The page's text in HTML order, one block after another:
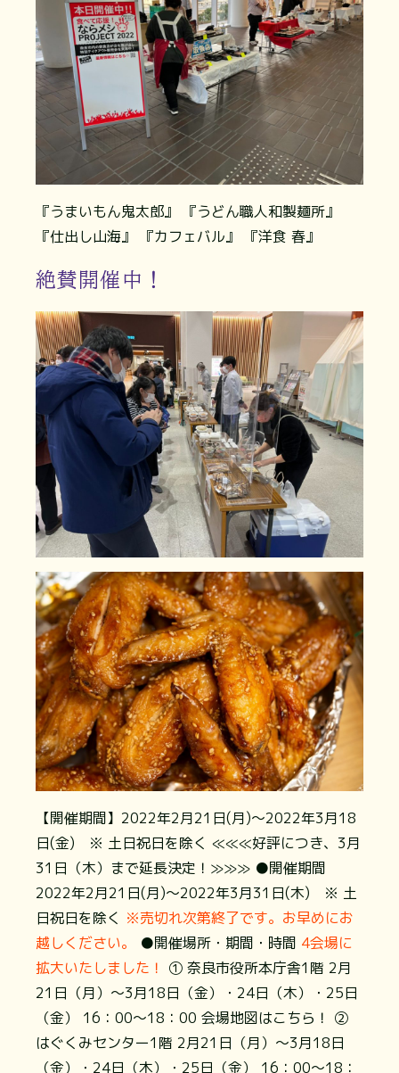
『うまいもん鬼太郎』 『うどん職人和製麺所』
『仕出し山海』 『カフェバル』 『洋食 春』
絶賛開催中！
【開催期間】2022年2月21日(月)～2022年3月18
日(金) ※ 土日祝日を除く ≪≪≪好評につき、3月
31日（木）まで延長決定！≫≫≫ ●開催期間
2022年2月21日(月)～2022年3月31日(木) ※ 土
日祝日を除く ※売切れ次第終了です。お早めにお
越しください。
●開催場所・期間・時間 4会場に
拡大いたしました！ ① 奈良市役所本庁舎1階 2月
21日（月）～3月18日（金）・24日（木）・25日
（金） 16：00～18：00 会場地図はこちら！ ②
はぐくみセンター1階 2月21日（月）～3月18日
（金）・24日（木）・25日（金） 16：00～18：